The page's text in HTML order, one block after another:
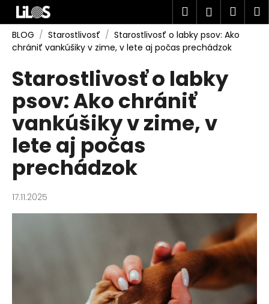
Prejsť
obsah
Hľadať
košík
BLOG / Starostlivosť / Starostlivosť o labky psov: Ako
chrániť vankúšiky v zime, v lete aj počas prechádzok
Starostlivosť o labky
psov: Ako chrániť
vankúšiky v zime, v
lete aj počas
prechádzok
17.11.2025
o Späť
Späť
o
p
o
t
r
e
b
u
j